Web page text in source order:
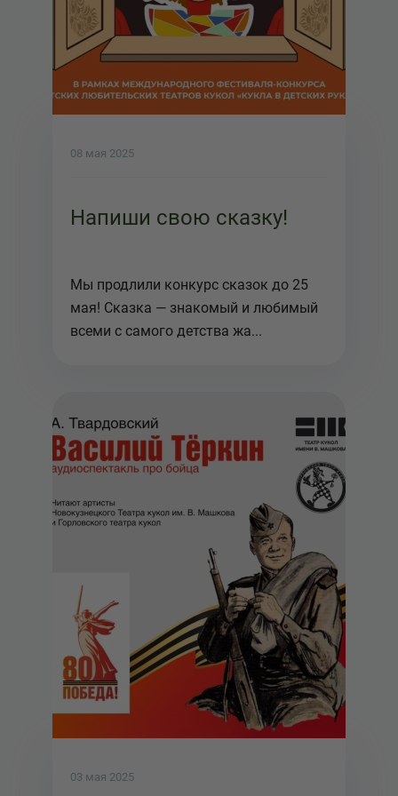
08 мая 2025
Напиши свою сказку!
Мы продлили конкурс сказок до 25
мая! Сказка — знакомый и любимый
всеми с самого детства жа...
03 мая 2025